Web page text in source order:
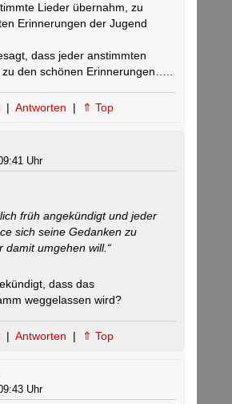
Lieder übernahm, zu
Erinnerungen der Jugend
dass jeder anstimmten
den schönen Erinnerungen…..
| Antworten | ⇑ Top
Uhr
früh angekündigt und jeder
sich seine Gedanken zu
damit umgehen will.“
dass das
weggelassen wird?
| Antworten | ⇑ Top
Uhr